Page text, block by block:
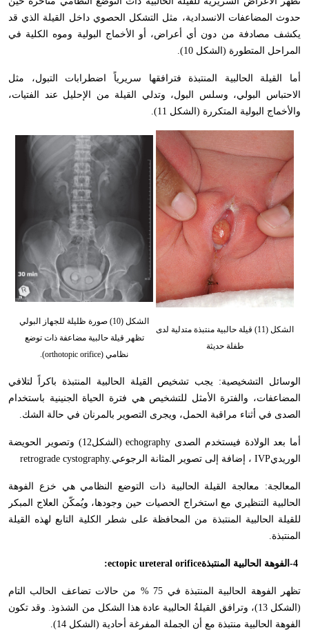
حدوث المضاعفات الانسدادية، مثل التشكل الحصوي داخل القيلة الذي قد
يكشف مصادفة من دون أي أعراض، أو الأخماج البولية وموه الكلية في
المراحل المتطورة (الشكل 10).
أما القيلة الحالبية المنتبذة فترافقها سريرياً اضطرابات التبول، مثل
الاحتباس البولي، وسلس البول، وتدلي القيلة من الإحليل عند الفتيات،
والأخماج البولية المتكررة (الشكل 11).
الشكل (11) قيلة حالبية منتبذة متدلية لدى
طفلة حديثة
الشكل (10) صورة ظليلة للجهاز البولي
تظهر قيلة حالبية مضاعفة ذات توضع
نظامي (orthotopic orifice).
الوسائل التشخيصية: يجب تشخيص القيلة الحالبية المنتبذة باكراً لتلافي
المضاعفات، والفترة الأمثل للتشخيص هي فترة الحياة الجنينية باستخدام
الصدى في أثناء مراقبة الحمل، ويجرى التصوير بالمرنان في حالة الشك.
أما بعد الولادة فيستخدم الصدى echography
(الشكل12) وتصوير الحويضة
الوريديIVP ، إضافة إلى تصوير المثانة الرجوعيretrograde cystography.
المعالجة: معالجة القيلة الحالبية ذات التوضع النظامي هي خزع الفوهة
الحالبية التنظيري مع استخراج الحصيات حين وجودها، ويُمكّن العلاج المبكر
للقيلة الحالبية المنتبذة من المحافظة على شطر الكلية التابع لهذه القيلة
المنتبذة.
-4 الفوهة الحالبية المنتبذة:ectopic ureteral orifice
تظهر الفوهة الحالبية المنتبذة في 75 % من حالات تضاعف الحالب التام
(الشكل 13)، وترافق القيلةُ الحالبية عادة هذا الشكل من الشذوذ. وقد تكون
الفوهة الحالبية منتبذة مع أن الجملة المفرغة أحادية (الشكل 14).